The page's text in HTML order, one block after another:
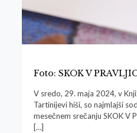
Foto: SKOK V
V sredo, 29. maja 2024, v
Tartinijevi hiši, so najmlajši
mesečnem srečanju SKOK V
[…]